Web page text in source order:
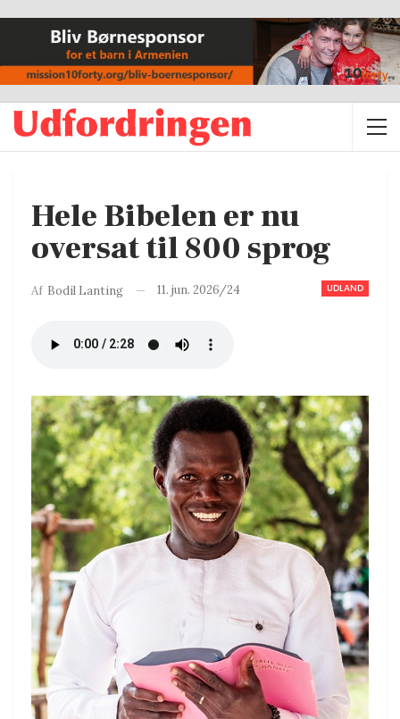
Hele Bibelen er nu
oversat til 800 sprog
UDLAND
Af Bodil Lanting 11. jun. 2026/24